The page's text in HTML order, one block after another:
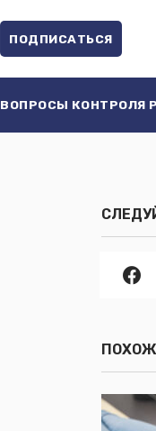
ПОДПИСАТЬСЯ
ВОПРОСЫ КОНТРОЛЯ